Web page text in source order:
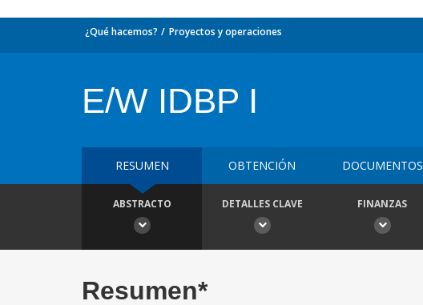
¿Qué hacemos? Proyectos y operaciones
E/W IDBP I
RESUMEN OBTENCIÓN DOCUMENTOS
ABSTRACTO DETALLES CLAVE FINANZAS
Resumen*